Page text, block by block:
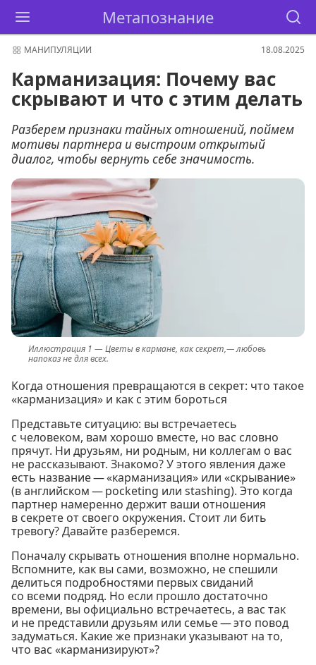
Метапознание
МАНИПУЛЯЦИИ 18.08.2025
Карманизация: Почему вас
скрывают и что с этим делать
Разберем признаки тайных отношений, поймем
мотивы партнера и выстроим открытый
диалог, чтобы вернуть себе значимость.
Цветы в кармане, как секрет,— любовь
напоказ не для всех.
Когда отношения превращаются в секрет: что такое
«карманизация» и как с этим бороться
Представьте ситуацию: вы встречаетесь
с человеком, вам хорошо вместе, но вас словно
прячут. Ни друзьям, ни родным, ни коллегам о вас
не рассказывают. Знакомо? У этого явления даже
есть название — «карманизация» или «скрывание»
(в английском — pocketing или stashing). Это когда
партнер намеренно держит ваши отношения
в секрете от своего окружения. Стоит ли бить
тревогу? Давайте разберемся.
Поначалу скрывать отношения вполне нормально.
Вспомните, как вы сами, возможно, не спешили
делиться подробностями первых свиданий
со всеми подряд. Но если прошло достаточно
времени, вы официально встречаетесь, а вас так
и не представили друзьям или семье — это повод
задуматься. Какие же признаки указывают на то,
что вас «карманизируют»?